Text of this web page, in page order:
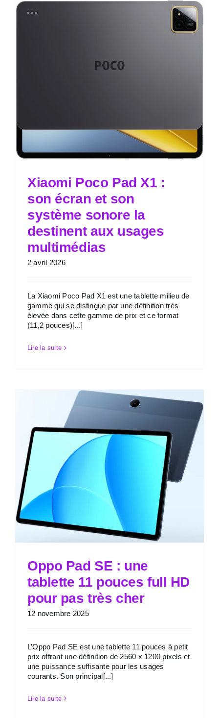
Xiaomi Poco Pad X1 :
son écran et son
système sonore la
destinent aux usages
multimédias
2 avril 2026
La Xiaomi Poco Pad X1 est une tablette milieu de
gamme qui se distingue par une définition très
élevée dans cette gamme de prix et ce format
(11,2 pouces)[...]
Lire la suite
Oppo Pad SE : une
tablette 11 pouces full HD
pour pas très cher
12 novembre 2025
L’Oppo Pad SE est une tablette 11 pouces à petit
prix offrant une définition de 2560 x 1200 pixels et
une puissance suffisante pour les usages
courants. Son principal[...]
Lire la suite